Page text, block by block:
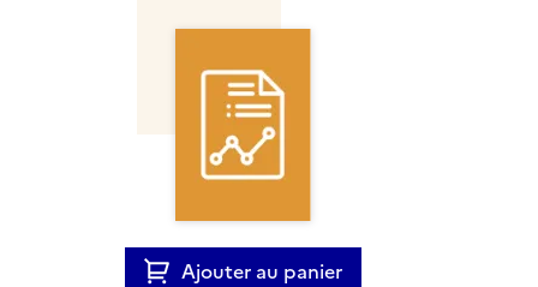
Ajouter au panier